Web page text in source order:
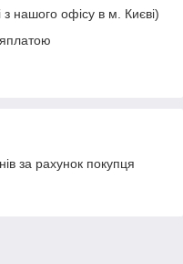
нашого офісу в м. Києві)
за рахунок покупця